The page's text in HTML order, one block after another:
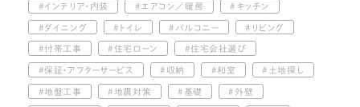
インテリア・内装 エアコン／暖房 キッチン
ダイニング トイレ バルコニー リビング
付帯工事 住宅ローン 住宅会社選び
保証・アフターサービス 収納 和室 土地探し
地盤工事 地震対策 基礎 外壁